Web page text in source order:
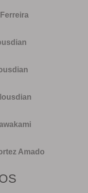
Amado